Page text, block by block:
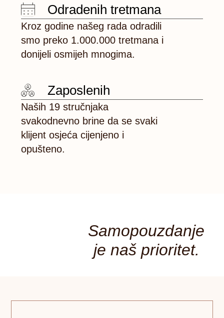
Odradenih tretmana
Kroz godine našeg rada odradili
smo preko 1.000.000 tretmana i
donijeli osmijeh mnogima.
Zaposlenih
Naših 19 stručnjaka
svakodnevno brine da se svaki
klijent osjeća cijenjeno i
opušteno.
Samopouzdanje
je naš prioritet.